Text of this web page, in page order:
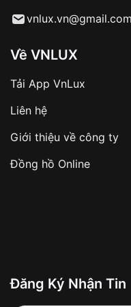
Citizen 40mm Nam
Citizen 40mm
thời trang đẳng
cách và khẳng định
Từ khóa SEO:
sản phẩm đặc
hàng
Số tiền còn lại
✔️ Đảm bảo xử
✔️ Hạn chế
Từ khóa SEO:
vnlux.vn@gmail.com
Về VNLUX
Tải App VnLux
Liên hệ
Giới thiệu về công ty
Đồng hồ Online
Đăng Ký Nhận Tin